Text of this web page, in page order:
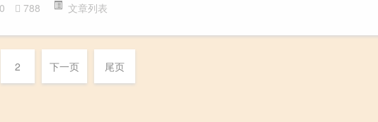
0 788 文章列表
2 下一页 尾页